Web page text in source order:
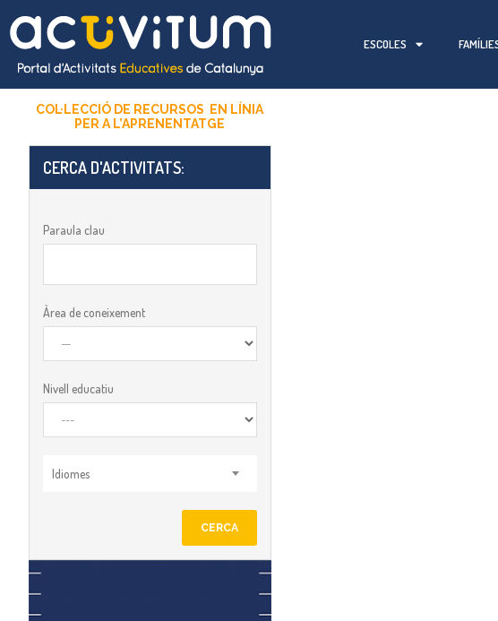
ESCOLES
COL·LECCIÓ DE RECURSOS EN LÍNIA
PER A L’APRENENTATGE
CERCA D'ACTIVITATS:​
Paraula clau
Àrea de coneixement
Nivell educatiu
Idiomes
CERCA